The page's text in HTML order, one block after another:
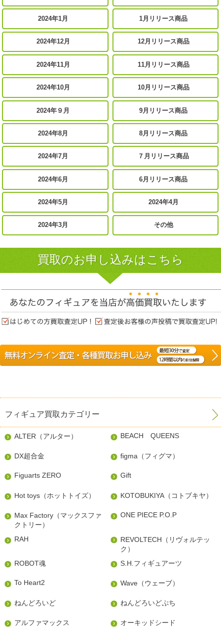
2024年1月 1月リリース商品
2024年12月 12月リリース商品
2024年11月 11月リリース商品
2024年10月 10月リリース商品
2024年９月 9月リリース商品
2024年8月 8月リリース商品
2024年7月 ７月リリース商品
2024年6月 6月リリース商品
2024年5月 2024年4月
2024年3月 その他
買取のお申し込みはこちら
フィギュア買取カテゴリー
ALTER（アルター） BEACH QUEENS
DX超合金 figma（フィグマ）
Figuarts ZERO Gift
Hot toys（ホットトイズ） KOTOBUKIYA（コトブキヤ）
Max Factory（マックスファ
クトリー）
ONE PIECE P.O.P
RAH
REVOLTECH（リヴォルテッ
ク）
ROBOT魂
S.H.フィギュアーツ
To Heart2 Wave（ウェーブ）
ねんどろいど ねんどろいどぷち
アルファマックス オーキッドシード